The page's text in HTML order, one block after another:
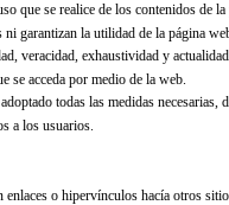
que se realice de los contenidos de
garantizan la utilidad de la página
veracidad, exhaustividad y
se acceda por medio de la web.
todas las medidas
a los usuarios.
enlaces o hipervínculos hacía otros